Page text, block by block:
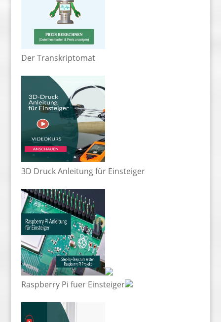
Der Transkriptomat
3D Druck Anleitung für Einsteiger
Raspberry Pi fuer Einsteiger